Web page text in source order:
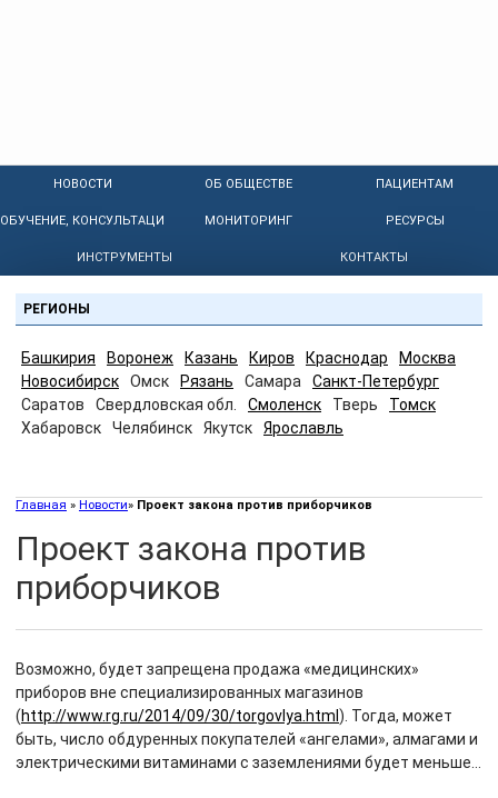
НОВОСТИ ОБ ОБЩЕСТВЕ ПАЦИЕНТАМ
ОБУЧЕНИЕ, КОНСУЛЬТАЦИИ МОНИТОРИНГ РЕСУРСЫ
ИНСТРУМЕНТЫ КОНТАКТЫ
РЕГИОНЫ
Башкирия Воронеж Казань Киров Краснодар
Москва
Новосибирск
Омск Рязань Самара
Санкт-Петербург
Саратов
Свердловская обл. Смоленск Тверь
Томск
Хабаровск
Челябинск Якутск Ярославль
Главная » Новости» Проект закона против приборчиков
Проект закона против
приборчиков
Возможно, будет запрещена продажа «медицинских»
приборов вне специализированных магазинов
(http://www.rg.ru/2014/09/30/torgovlya.html ). Тогда, может
быть, число обдуренных покупателей «ангелами», алмагами и
электрическими витаминами с заземлениями будет меньше…